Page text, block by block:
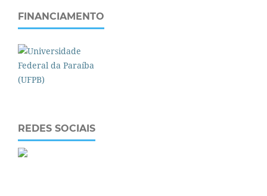
FINANCIAMENTO
REDES SOCIAIS